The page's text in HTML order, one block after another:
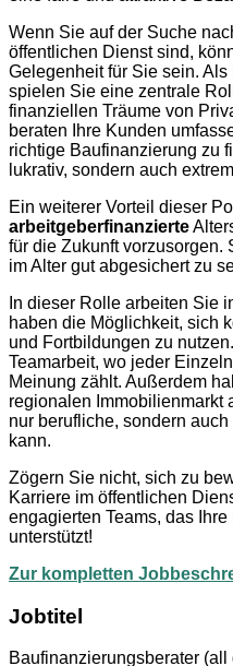
Wenn Sie auf der Suche
öffentlichen Dienst sind,
Gelegenheit für Sie sein.
spielen Sie eine zentrale
finanziellen Träume von
beraten Ihre Kunden
richtige Baufinanzierung zu
lukrativ, sondern auch
Ein weiterer Vorteil dieser
arbeitgeberfinanzierte
für die Zukunft
im Alter gut abgesichert zu
In dieser Rolle arbeiten Sie
haben die Möglichkeit, sich
und Fortbildungen zu
Teamarbeit, wo jeder
Meinung zählt. Außerdem
regionalen Immobilienmarkt
nur berufliche, sondern
kann.
Zögern Sie nicht, sich zu
Karriere im öffentlichen
engagierten Teams, das
unterstützt!
Zur kompletten
Jobtitel
Baufinanzierungsberater